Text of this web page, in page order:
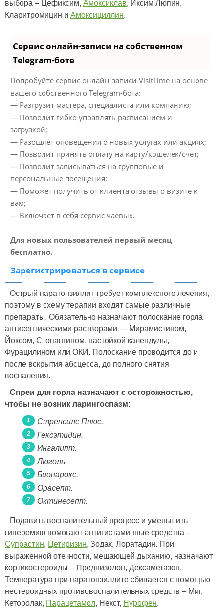
выбора – Цефиксим, Амоксиклав, Иксим Люпин,
Кларитромицин и Амоксициллин.
Сервис онлайн-записи на собственном
Telegram-боте
Попробуйте сервис онлайн-записи VisitTime на основе
вашего собственного Telegram-бота:
— Разгрузит мастера, специалиста или компанию;
— Позволит гибко управлять расписанием и
загрузкой;
— Разошлет оповещения о новых услугах или акциях;
— Позволит принять оплату на карту/кошелек/счет;
— Позволит записываться на групповые и
персональные посещения;
— Поможет получить от клиента отзывы о визите к
вам;
— Включает в себя сервис чаевых.
Для новых пользователей первый месяц
бесплатно.
Зарегистрироваться в сервисе
Острый паратонзиллит требует комплексного лечения,
поэтому в схему терапии входят самые различные
препараты. Обязательно назначают полоскание горла
антисептическими растворами — Мирамистином,
Йоксом, Стопангином, настойкой календулы,
Фурацилином или ОКИ. Полоскание проводится до и
после вскрытия абсцесса, до полного снятия
воспаления.
Спреи для горла назначают с осторожностью,
чтобы не возник ларингоспазм:
Стрепсилс Плюс.
Гексэтидин.
Ингалипт.
Люголь.
Биопарокс.
Орасепт.
Октинесепт.
Подавить воспалительный процесс и уменьшить
гиперемию помогают антигистаминные средства –
Супрастин, Цетиризин, Зодак, Лоратадин. При
выраженной отечности, мешающей дыханию, назначают
кортикостероиды – Преднизолон, Дексаметазон.
Температура при паратонзиллите сбивается с помощью
нестероидных противовоспалительных средств – Миг,
Кеторолак, Парацетамол, Некст, Нурофен.